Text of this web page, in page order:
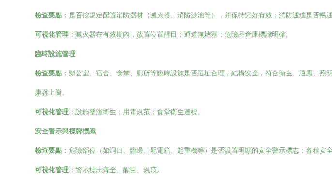
檢查要點 ：是否按規定配置消防器材（滅火器、消防沙池等），并保持完好有效；消防通道是否
可視化管理 ：滅火器在有效期內，放置位置醒目；通道無堵塞；危險品倉庫標識明確。
臨時設施管理
檢查要點 ：辦公室、宿舍、食堂、廁所等臨時設施是否選址合理，結構安全，符合衛生、通風、
康證上崗。
可視化管理 ：設施整潔衛生；用電規范；食堂衛生達標。
安全警示與標牌標識
檢查要點 ：危險部位（如洞口、臨邊、配電箱、起重機等）是否設置明顯的安全警示標志；各種安
可視化管理 ：警示標志齊全、醒目、規范。